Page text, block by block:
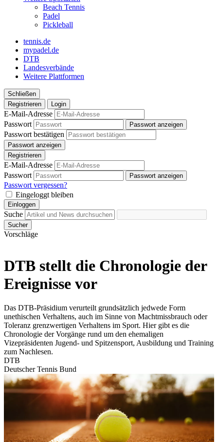
Beach Tennis
Padel
Pickleball
tennis.de
mypadel.de
DTB
Landesverbände
Weitere Plattformen
Schließen
Registrieren
Login
E-Mail-Adresse
Passwort
Passwort anzeigen
Passwort bestätigen
Passwort anzeigen
Registrieren
E-Mail-Adresse
Passwort
Passwort anzeigen
Passwort vergessen?
Eingeloggt bleiben
Einloggen
Suche
Sucher
Vorschläge
DTB stellt die Chronologie der
Ereignisse vor
Das DTB-Präsidium verurteilt grundsätzlich jedwede Form
unethischen Verhaltens, auch im Sinne von Machtmissbrauch oder
Toleranz grenzwertigen Verhaltens im Sport. Hier gibt es die
Chronologie der Vorgänge rund um den ehemaligen
Vizepräsidenten Jugend- und Spitzensport, Ausbildung und Training
zum Nachlesen.
DTB
Deutscher Tennis Bund